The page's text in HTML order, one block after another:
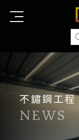
不鏽鋼工